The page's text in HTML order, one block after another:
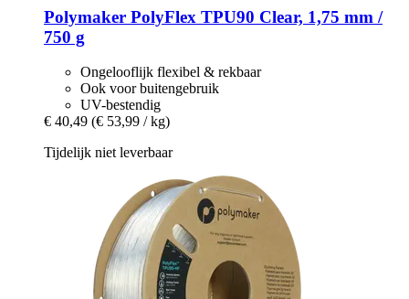
Polymaker PolyFlex TPU90 Clear, 1,75 mm /
750 g
Ongelooflijk flexibel & rekbaar
Ook voor buitengebruik
UV-bestendig
€ 40,49 (€ 53,99 / kg)
Tijdelijk niet leverbaar